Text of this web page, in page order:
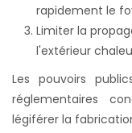
rapidement le
Limiter la
l'extérieur
Les pouvoirs
réglementaires
légiférer la